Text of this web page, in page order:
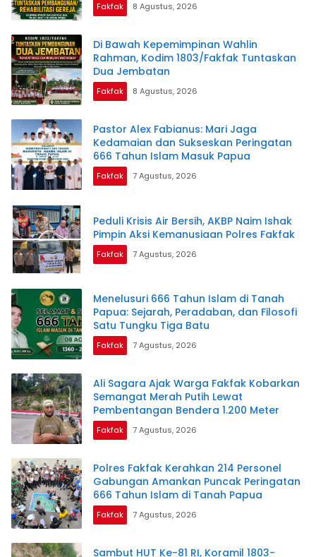
Fakfak 8 Agustus, 2026
Di Bawah Kepemimpinan Wahlin
Rahman, Kodim 1803/Fakfak Tuntaskan
Dua Jembatan
Fakfak 8 Agustus, 2026
Pastor Alex Fabianus: Mari Jaga
Kedamaian dan Sukseskan Peringatan
666 Tahun Islam Masuk Papua
Fakfak 7 Agustus, 2026
Peduli Krisis Air Bersih, AKBP Naim Ishak
Pimpin Aksi Kemanusiaan Polres Fakfak
Fakfak 7 Agustus, 2026
Menelusuri 666 Tahun Islam di Tanah
Papua: Sejarah, Peradaban, dan Filosofi
Satu Tungku Tiga Batu
Fakfak 7 Agustus, 2026
Ali Sagara Ajak Warga Fakfak Kobarkan
Semangat Merah Putih Lewat
Pembentangan Bendera 1.200 Meter
Fakfak 7 Agustus, 2026
Polres Fakfak Kerahkan 214 Personel
Gabungan Amankan Puncak Peringatan
666 Tahun Islam di Tanah Papua
Fakfak 7 Agustus, 2026
Sambut HUT Ke-81 RI, Koramil 1803-